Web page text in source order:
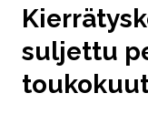
suljettu